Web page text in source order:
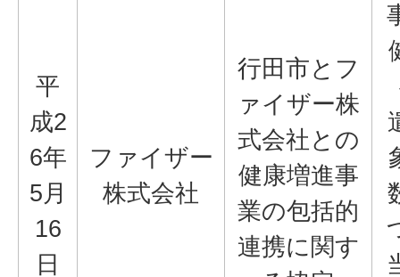
平
成2
6年
5月
16
日
ファイザー
株式会社
行田市とフ
ァイザー株
式会社との
健康増進事
業の包括的
連携に関す